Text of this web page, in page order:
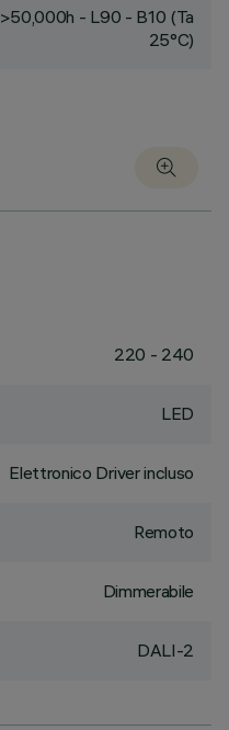
>50,000h - L90 - B10 (Ta
25°C)
220 - 240
LED
Elettronico Driver incluso
Remoto
Dimmerabile
DALI-2